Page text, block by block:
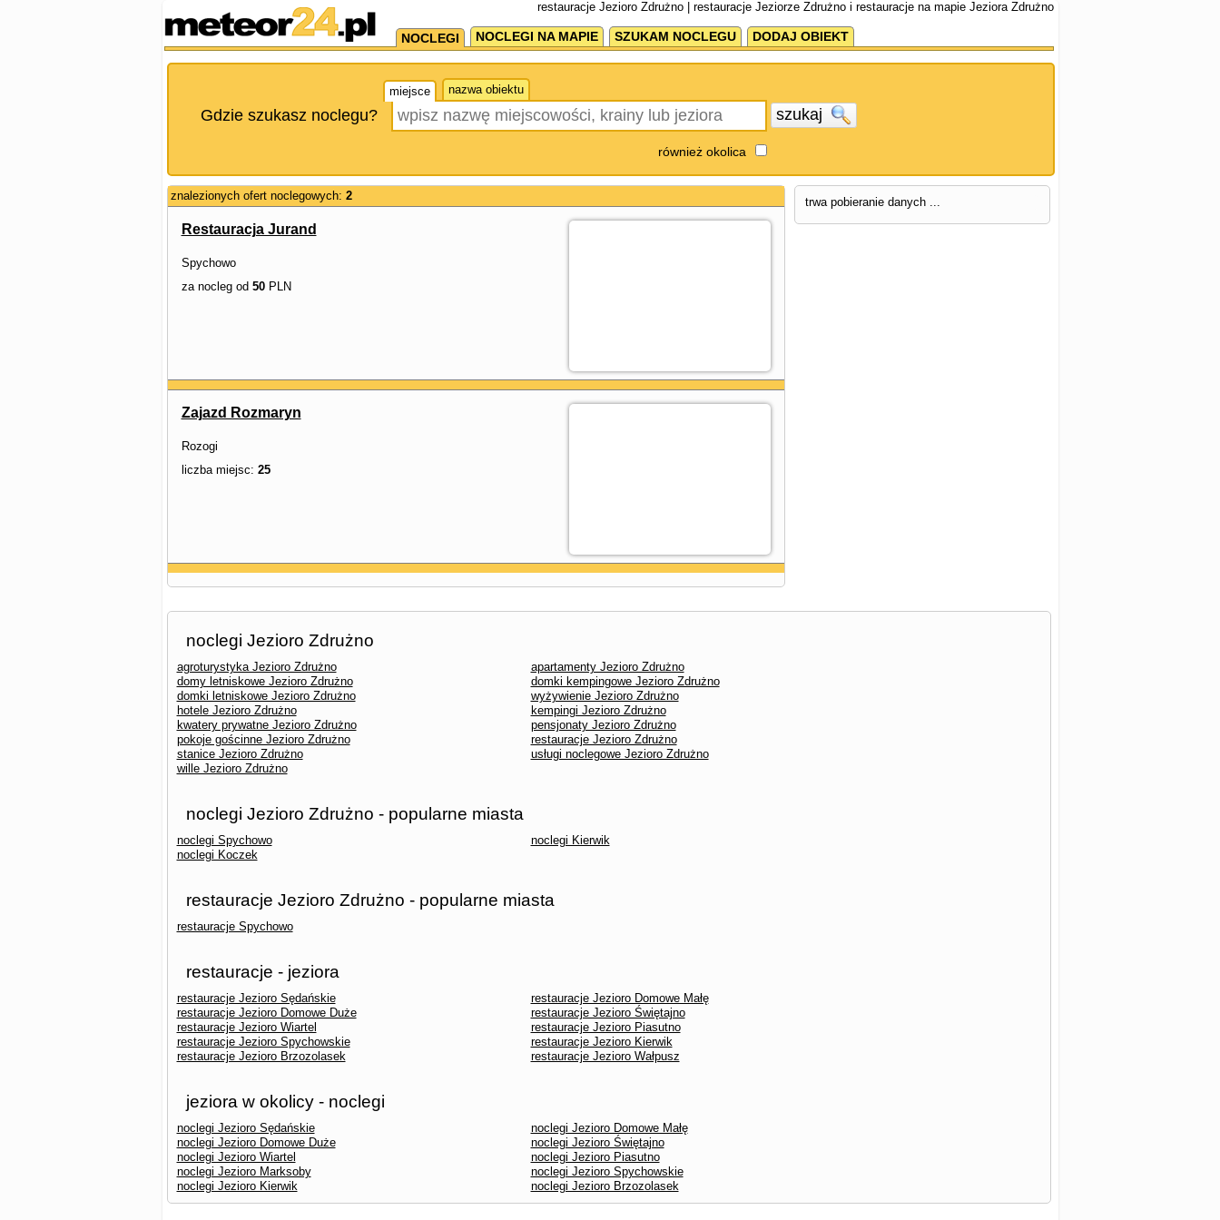
restauracje Jezioro Zdrużno | restauracje Jeziorze Zdrużno i restauracje na mapie Jeziora Zdrużno
NOCLEGI NOCLEGI NA MAPIE SZUKAM NOCLEGU DODAJ OBIEKT
miejsce nazwa obiektu
Gdzie szukasz noclegu? szukaj
również okolica
znalezionych ofert noclegowych: 2
Restauracja Jurand
Spychowo
za nocleg od 50PLN
Zajazd Rozmaryn
Rozogi
liczba miejsc: 25
trwa pobieranie danych ...
noclegi Jezioro Zdrużno
agroturystyka Jezioro Zdrużno
apartamenty Jezioro Zdrużno
domy letniskowe Jezioro Zdrużno
domki kempingowe Jezioro Zdrużno
domki letniskowe Jezioro Zdrużno
wyżywienie Jezioro Zdrużno
hotele Jezioro Zdrużno
kempingi Jezioro Zdrużno
kwatery prywatne Jezioro Zdrużno
pensjonaty Jezioro Zdrużno
pokoje gościnne Jezioro Zdrużno
restauracje Jezioro Zdrużno
stanice Jezioro Zdrużno
usługi noclegowe Jezioro Zdrużno
wille Jezioro Zdrużno
noclegi Jezioro Zdrużno - popularne miasta
noclegi Spychowo
noclegi Kierwik
noclegi Koczek
restauracje Jezioro Zdrużno - popularne miasta
restauracje Spychowo
restauracje - jeziora
restauracje Jezioro Sędańskie
restauracje Jezioro Domowe Małę
restauracje Jezioro Domowe Duże
restauracje Jezioro Świętajno
restauracje Jezioro Wiartel
restauracje Jezioro Piasutno
restauracje Jezioro Spychowskie
restauracje Jezioro Kierwik
restauracje Jezioro Brzozolasek
restauracje Jezioro Wałpusz
jeziora w okolicy - noclegi
noclegi Jezioro Sędańskie
noclegi Jezioro Domowe Małę
noclegi Jezioro Domowe Duże
noclegi Jezioro Świętajno
noclegi Jezioro Wiartel
noclegi Jezioro Piasutno
noclegi Jezioro Marksoby
noclegi Jezioro Spychowskie
noclegi Jezioro Kierwik
noclegi Jezioro Brzozolasek